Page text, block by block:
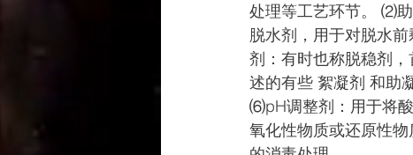
处理等工艺环节。 ⑵
脱水剂，用于对脱水
剂：有时也称脱稳剂
述的有些 絮凝剂 和助
⑹pH调整剂：用于将
氧化性物质或还原性